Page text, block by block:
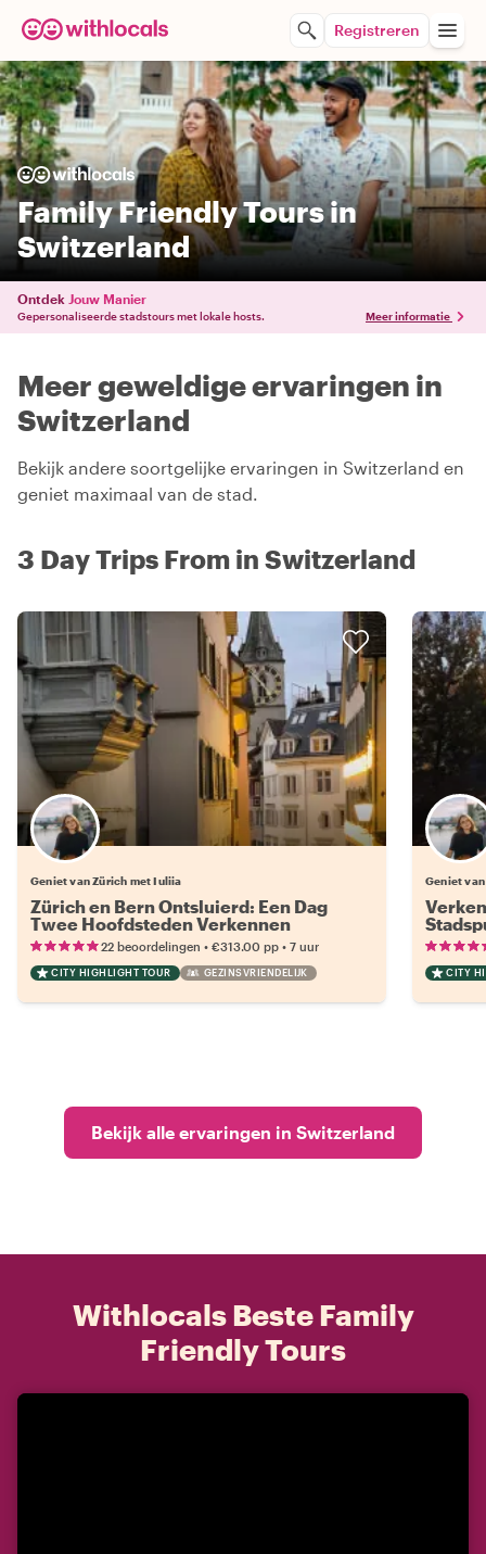
Registreren
Family Friendly Tours in
Switzerland
Ontdek Jouw Manier
Gepersonaliseerde stadstours met lokale hosts. Meer informatie
Meer geweldige ervaringen in
Switzerland
Bekijk andere soortgelijke ervaringen in Switzerland en
geniet maximaal van de stad.
3 Day Trips From in Switzerland
Geniet van Zürich met Iuliia
Zürich en Bern Ontsluierd: Een Dag
Twee Hoofdsteden Verkennen
22 beoordelingen • €313.00 pp • 7 uur
CITY HIGHLIGHT TOUR GEZINSVRIENDELIJK
Geniet
CITY
Bekijk alle ervaringen in Switzerland
Withlocals Beste Family
Friendly Tours